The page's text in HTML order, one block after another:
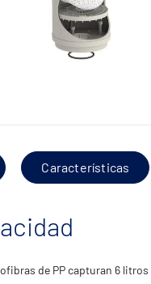
Características
de PP capturan 6 litros